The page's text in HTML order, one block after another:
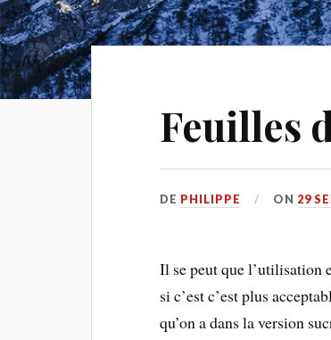
Feuilles
DE PHILIPPE ON 29
Il se peut que l’utilisation
si c’est c’est plus
qu’on a dans la version